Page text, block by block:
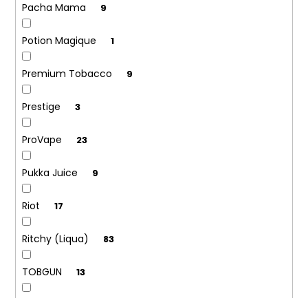
Pacha Mama 9
Potion Magique 1
Premium Tobacco 9
Prestige 3
ProVape 23
Pukka Juice 9
Riot 17
Ritchy (Liqua) 83
TOBGUN 13